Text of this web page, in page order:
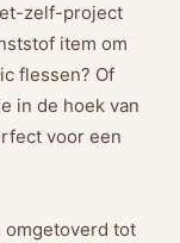
zelf-project
item om
flessen? Of
in de hoek van
voor een
omgetoverd tot